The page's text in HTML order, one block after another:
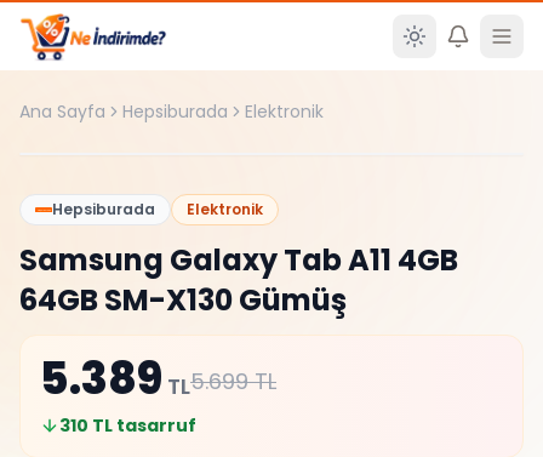
Ana içeriğe atla
Ana Sayfa Hepsiburada Elektronik
%5
Hepsiburada Elektronik
Samsung Galaxy Tab A11 4GB
64GB SM-X130 Gümüş
5.389 TL5.699TL
310 TL tasarruf